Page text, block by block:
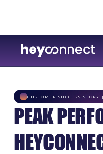
CUSTOMER SUCCESS STORY
PEAK